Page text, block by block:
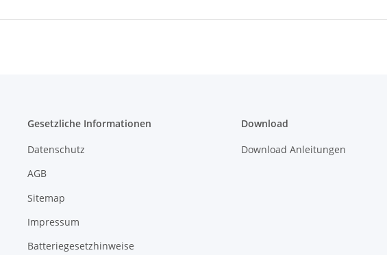
Gesetzliche Informationen
Datenschutz
AGB
Sitemap
Impressum
Batteriegesetzhinweise
Download
Download Anleitungen